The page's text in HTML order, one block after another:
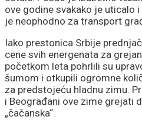
ove godine svakako je uticalo
je neophodno za transport
Iako prestonica Srbije
cene svih energenata za
početkom leta pohrlili su
šumom i otkupili ogromne
za predstojeću hladnu zimu.
i Beograđani ove zime grejati
„čačanska“.